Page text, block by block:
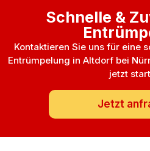
Schnelle &
Kontaktieren Sie uns für eine
Entrümpelung in Altdorf bei
jetzt
Jetzt